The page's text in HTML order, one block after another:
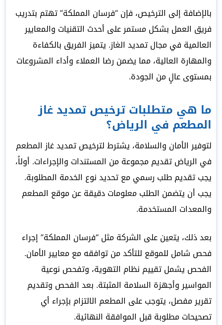
بالإضافة إلى الترخيص، فإن “فرسان المملكة” تهتم بتدريب
فريق العمل بشكل مستمر على أحدث التقنيات والمعايير
العالمية في مجال تمديد الغاز. يتميز الفريق بالكفاءة
والمهارة العالية، مما يضمن رضا العملاء وأداء المشروعات
بمستوى عالٍ من الجودة.
ما هي متطلبات ترخيص تمديد غاز
المطعم في الرياض؟
لتوفير الأمان والسلامة، يشترط لترخيص تمديد غاز المطعم
في الرياض تقديم مجموعة من المستندات والإجراءات. أولاً،
يجب تقديم طلب رسمي مع تحديد نوع الخدمة المطلوبة.
يجب أن يتضمن الطلب معلومات دقيقة عن موقع المطعم
والمعدات المستخدمة.
بعد ذلك، يتعين على الشركة مثل “فرسان المملكة” إجراء
فحص شامل للموقع للتأكد من توافقه مع معايير الأمان.
الفحص يشمل تقييم نظام التهوية، وتفحص نوعية
المواسير وأجهزة السلامة المثبتة. بعد الفحص وتقديم
تقرير مفصل، يتوجب على المطعم الالتزام بإجراء أي
تصحيحات مطلوبة قبل الموافقة النهائية.